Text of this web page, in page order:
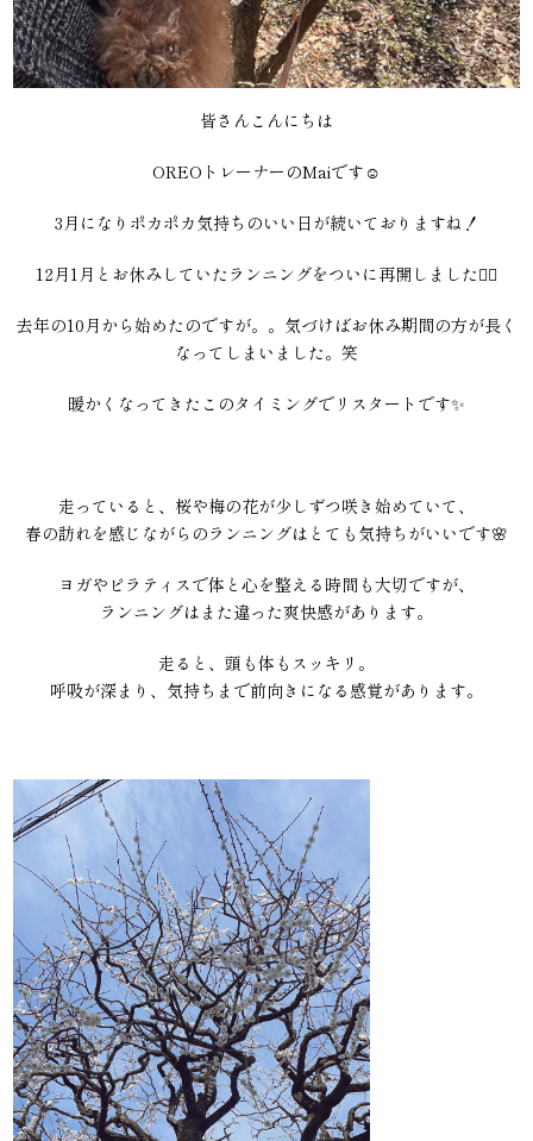
皆さんこんにちは
OREOトレーナーのMaiです☺️
3月になりポカポカ気持ちのいい日が続いておりますね！
12月1月とお休みしていたランニングをついに再開しました‍🏃‍♀
去年の10月から始めたのですが。。気づけばお休み期間の方が長く
なってしまいました。笑
暖かくなってきたこのタイミングでリスタートです✨
走っていると、桜や梅の花が少しずつ咲き始めていて、
春の訪れを感じながらのランニングはとても気持ちがいいです🌸
ヨガやピラティスで体と心を整える時間も大切ですが、
ランニングはまた違った爽快感があります。
走ると、頭も体もスッキリ。
呼吸が深まり、気持ちまで前向きになる感覚があります。